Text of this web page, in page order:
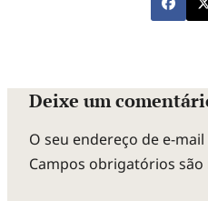
Deixe um
O seu endereço de e-
Campos obrigatórios